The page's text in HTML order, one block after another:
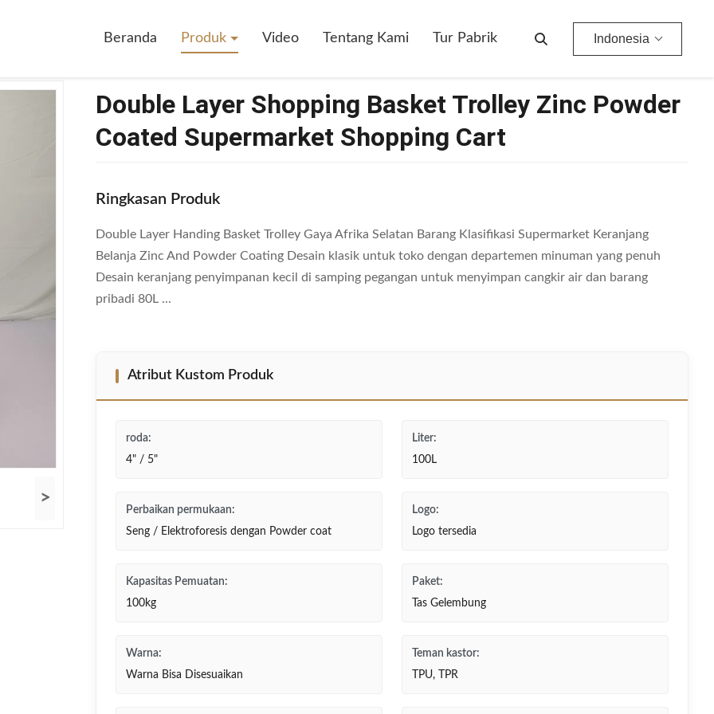
Beranda Produk Video Tentang Kami Tur Pabrik Indonesia
>
Double Layer Shopping Basket Trolley Zinc Powder
Coated Supermarket Shopping Cart
Ringkasan Produk
Double Layer Handing Basket Trolley Gaya Afrika Selatan Barang Klasifikasi Supermarket Keranjang
Belanja Zinc And Powder Coating Desain klasik untuk toko dengan departemen minuman yang penuh
Desain keranjang penyimpanan kecil di samping pegangan untuk menyimpan cangkir air dan barang
pribadi 80L ...
Atribut Kustom Produk
roda:
4" / 5"
Liter:
100L
Perbaikan permukaan:
Seng / Elektroforesis dengan Powder coat
Logo:
Logo tersedia
Kapasitas Pemuatan:
100kg
Paket:
Tas Gelembung
Warna:
Warna Bisa Disesuaikan
Teman kastor:
TPU, TPR